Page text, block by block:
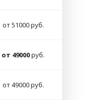
от 51000 руб.
от 49000руб.
от 49000 руб.